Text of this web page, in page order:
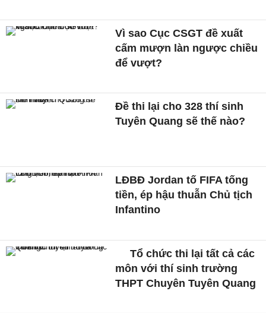
Vì sao Cục CSGT đề xuất
cấm mượn làn ngược chiều
để vượt?
Đề thi lại cho 328 thí sinh
Tuyên Quang sẽ thế nào?
LĐBĐ Jordan tố FIFA tống
tiền, ép hậu thuẫn Chủ tịch
Infantino
Tổ chức thi lại tất cả các
môn với thí sinh trường
THPT Chuyên Tuyên Quang